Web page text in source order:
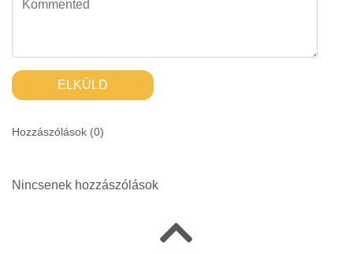
ELKÜLD
Hozzászólások (0)
Nincsenek hozzászólások